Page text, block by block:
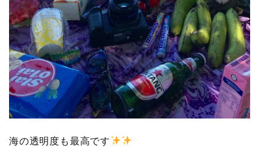
海の透明度も最高です